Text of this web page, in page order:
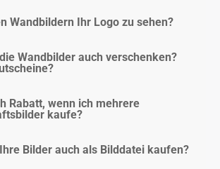
Wandbildern Ihr Logo zu sehen?
Wandbilder auch verschenken?
Rabatt, wenn ich mehrere
kaufe?
Bilder auch als Bilddatei kaufen?